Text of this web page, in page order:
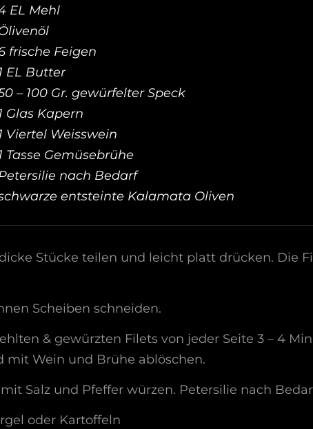
EL Mehl
frische Feigen
EL Butter
– 100 Gr. gewürfelter Speck
Glas Kapern
Viertel Weisswein
Tasse Gemüsebrühe
nach Bedarf
entsteinte Kalamata Oliven
Stücke teilen und leicht platt drücken. Die
Scheiben schneiden.
& gewürzten Filets von jeder Seite 3 – 4
mit Wein und Brühe ablöschen.
Salz und Pfeffer würzen. Petersilie nach
oder Kartoffeln